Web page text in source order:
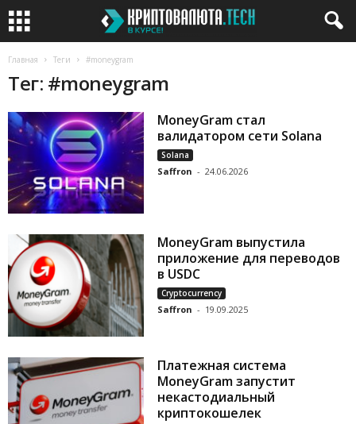
Главная Теги #moneygram
Тег: #moneygram
MoneyGram стал
валидатором сети Solana
Solana
Saffron - 24.06.2026
MoneyGram выпустила
приложение для переводов
в USDC
Cryptocurrency
Saffron - 19.09.2025
Платежная система
MoneyGram запустит
некастодиальный
криптокошелек